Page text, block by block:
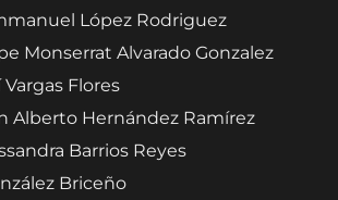
López Rodriguez
Monserrat Alvarado Gonzalez
Vargas Flores
Alberto Hernández Ramírez
Barrios Reyes
Briceño